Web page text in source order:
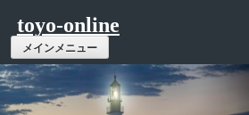
toyo-online
メインメニュー